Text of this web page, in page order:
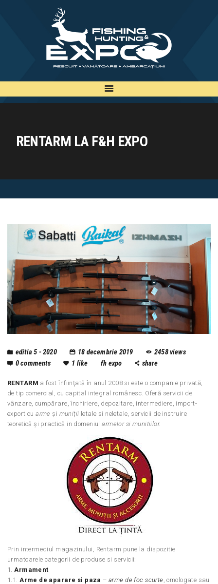
RENTARM LA F&H EXPO
INFO
EXPOZANTI
EDITII
EN
editia 5 - 2020 18 decembrie 2019 2458views
0comments 1 like fh expo share
RENTARM a fost înfiinţată în anul 2008 si este o companie privată,
de tip comercial, cu capital integral românesc. Oferă servicii de
vânzare, cumpărare, închiriere, depozitare, intermediere, import-
export cuarme şi muniţii letale şi neletale, servicii de instruire
teoretică şi practică in domeniularmelor si munitiilor.
Prin intermediul magazinului, Rentarm pune la dispozitie
urmatoarele categorii de produse si servicii:
1.
Armament
1.1. Arme de aparare si paza –arme de foc scurte , omologate sau